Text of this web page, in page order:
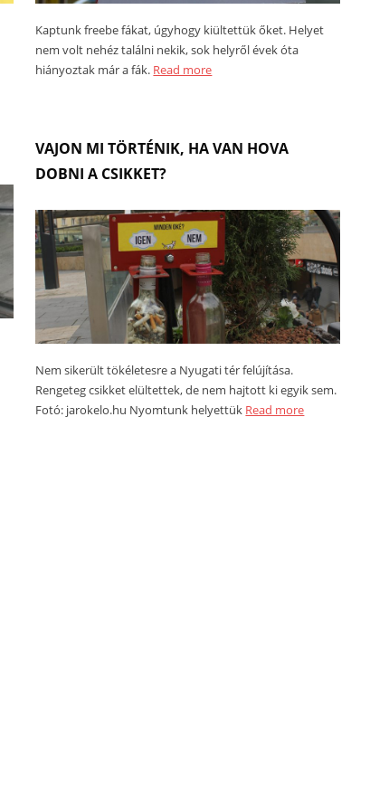
Kaptunk freebe fákat, úgyhogy kiültettük őket. Helyet
nem volt nehéz találni nekik, sok helyről évek óta
hiányoztak már a fák. Read more
VAJON MI TÖRTÉNIK, HA VAN HOVA
DOBNI A CSIKKET?
Nem sikerült tökéletesre a Nyugati tér felújítása.
Rengeteg csikket elültettek, de nem hajtott ki egyik sem.
Fotó: jarokelo.hu Nyomtunk helyettük Read more